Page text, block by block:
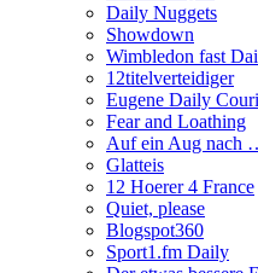
Daily Nuggets
Showdown
Wimbledon fast
12titelverteidiger
Eugene Daily
Fear and Loathing
Auf ein Aug nach
Glatteis
12 Hoerer 4 France
Quiet, please
Blogspot360
Sport1.fm Daily